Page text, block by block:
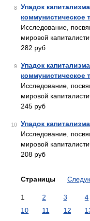
8
Упадок
коммунистическое
Исследование,
мировой
282 руб
9
Упадок
коммунистическое
Исследование,
мировой
245 руб
10 Упадок капитализма
Исследование,
мировой
208 руб
Страницы
1 2 3 4
10
11 12